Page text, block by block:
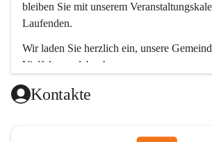
bleiben Sie mit unserem
Laufenden.
Wir laden Sie herzlich ein, unsere
Vielfalt zu erleben!
Ihr Bürgermeister
Hubert Zinner
Kontakte